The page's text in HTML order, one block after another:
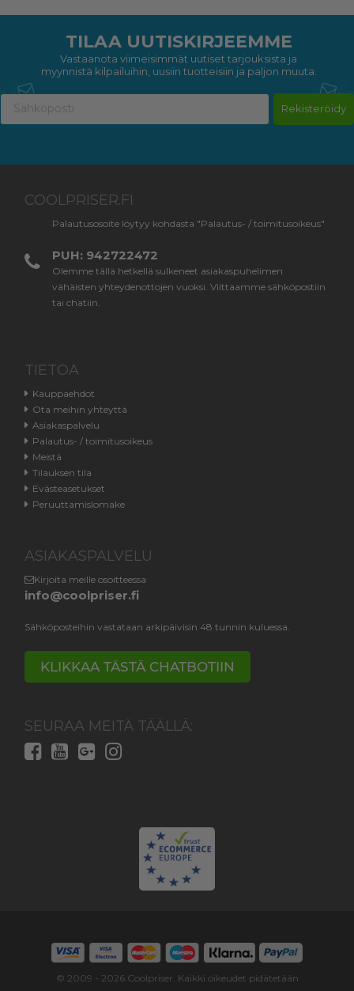
TILAA UUTISKIRJEEMME
Vastaanota viimeisimmät uutiset tarjouksista ja
myynnistä kilpailuihin, uusiin tuotteisiin ja paljon muuta.
Rekisteröidy
COOLPRISER.FI
Palautusosoite löytyy kohdasta "Palautus- / toimitusoikeus"
PUH: 942722472
Olemme tällä hetkellä sulkeneet asiakaspuhelimen
vähäisten yhteydenottojen vuoksi. Viittaamme sähköpostiin
tai chatiin.
TIETOA
Kauppaehdot
Ota meihin yhteyttä
Asiakaspalvelu
Palautus- / toimitusoikeus
Meistä
Tilauksen tila
Evästeasetukset
Peruuttamislomake
ASIAKASPALVELU
Kirjoita meille osoitteessa
info@coolpriser.fi
Sähköposteihin vastataan arkipäivisin 48 tunnin kuluessa.
KLIKKAA TÄSTÄ CHATBOTIIN
SEURAA MEITÄ TÄÄLLÄ:
© 2009 - 2026Coolpriser. Kaikki oikeudet pidätetään